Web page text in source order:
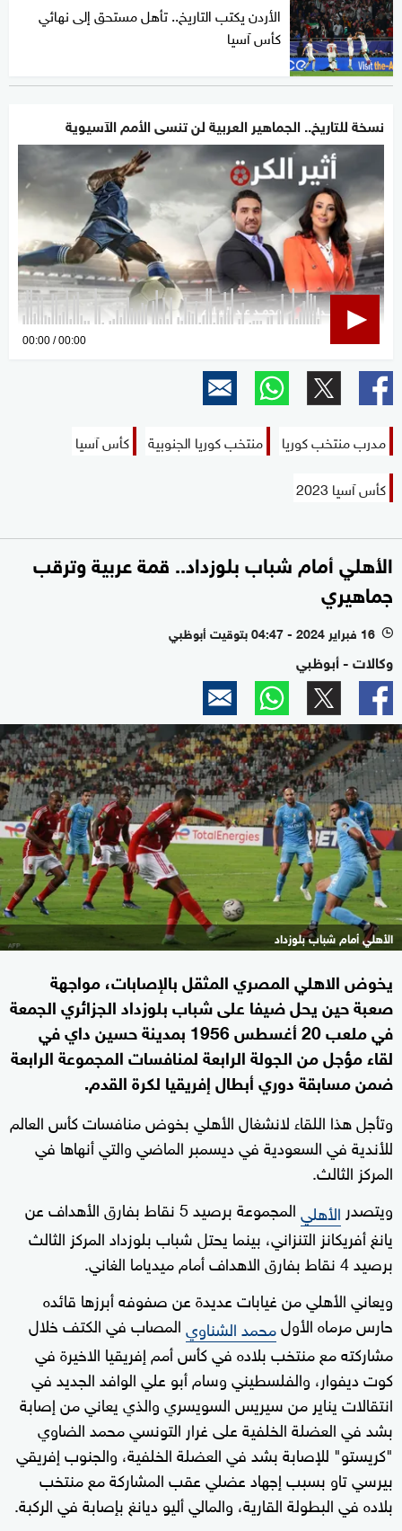
الأردن يكتب التاريخ.. تأهل مستحق إلى نهائي
كأس آسيا
نسخة للتاريخ.. الجماهير العربية لن تنسى الأمم الآسيوية
0
00:00 00:00
مدرب منتخب كوريا منتخب كوريا الجنوبية
كأس آسيا
كأس آسيا 2023
الأهلي أمام شباب بلوزداد.. قمة عربية وترقب
جماهيري
l 16 فبراير 2024 - 04:47 بتوقيت أبوظبي
وكالات - أبوظبي
الأهلي أمام شباب بلوزداد
يخوض الاهلي المصري المثقل بالإصابات، مواجهة
صعبة حين يحل ضيفا على شباب بلوزداد الجزائري الجمعة
في ملعب 20 أغسطس 1956 بمدينة حسين داي في
لقاء مؤجل من الجولة الرابعة لمنافسات المجموعة الرابعة
ضمن مسابقة دوري أبطال إفريقيا لكرة القدم.
وتأجل هذا اللقاء لانشغال الأهلي بخوض منافسات كأس العالم
للأندية في السعودية في ديسمبر الماضي والتي أنهاها في
المركز الثالث.
ويتصدر الأهلي
المجموعة برصيد 5 نقاط بفارق الأهداف عن
يانغ أفريكانز التنزاني، بينما يحتل شباب بلوزداد المركز الثالث
برصيد 4 نقاط بفارق الاهداف أمام ميدياما الغاني.
ويعاني الأهلي من غيابات عديدة عن صفوفه أبرزها قائده
حارس مرماه الأولمحمد الشناويالمصاب في الكتف خلال
مشاركته مع منتخب بلاده في كأس أمم إفريقيا الاخيرة في
كوت ديفوار، والفلسطيني وسام أبو علي الوافد الجديد في
انتقالات يناير من سيريس السويسري والذي يعاني من إصابة
بشد في العضلة الخلفية على غرار التونسي محمد الضاوي
"كريستو" للإصابة بشد في العضلة الخلفية، والجنوب إفريقي
بيرسي تاو بسبب إجهاد عضلي عقب المشاركة مع منتخب
بلاده في البطولة القارية، والمالي أليو ديانغ بإصابة في الركبة.